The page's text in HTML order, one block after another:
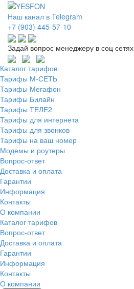
Наш канал в Telegram
+7 (903) 445-57-10
Задай вопрос менеджеру в соц сетях
Каталог тарифов
Тарифы М-СЕТЬ
Тарифы Мегафон
Тарифы Билайн
Тарифы ТЕЛЕ2
Тарифы для интернета
Тарифы для звонков
Тарифы на ваш номер
Модемы и роутеры
Вопрос-ответ
Доставка и оплата
Гарантии
Информация
Контакты
О компании
Каталог тарифов
Вопрос-ответ
Доставка и оплата
Гарантии
Информация
Контакты
О компании